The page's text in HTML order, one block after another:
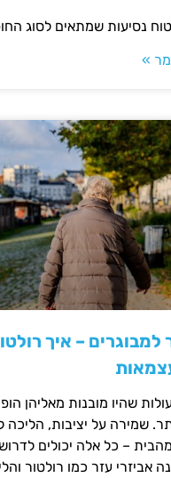
נסיעות שמתאים לסוג
»
למבוגרים – איך
שהיו מובנות מאליהן
שמירה על יציבות,
מהבית – כל אלה יכולים
אביזרי עזר כמו רולטור